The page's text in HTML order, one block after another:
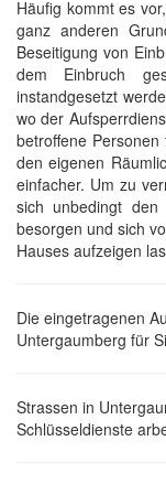
Häufig kommt es
ganz anderen
Beseitigung von
dem Einbruch
instandgesetzt
wo der
betroffene
den eigenen
einfacher. Um zu
sich unbedingt den
besorgen und sich
Hauses aufzeigen
Die eingetragenen
Untergaumberg für
Strassen in
Schlüsseldienste